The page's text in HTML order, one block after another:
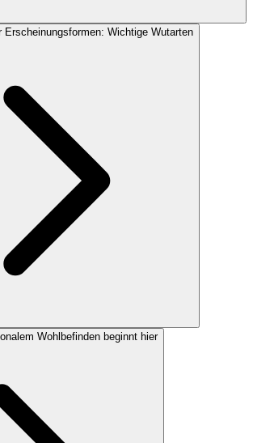
Erscheinungsformen: Wichtige Wutarten
Wohlbefinden beginnt hier